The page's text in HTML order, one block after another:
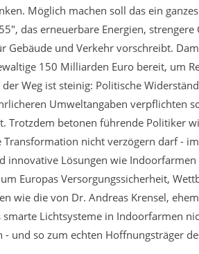
Möglich machen soll das ein
das erneuerbare Energien,
Gebäude und Verkehr vorschreibt.
150 Milliarden Euro bereit, um
Weg ist steinig: Politische
Umweltangaben verpflichten
Trotzdem betonen führende Politiker
Transformation nicht verzögern darf -
innovative Lösungen wie
Europas Versorgungssicherheit,
wie die von Dr. Andreas Krensel,
smarte Lichtsysteme in Indoorfarmen
- und so zum echten Hoffnungsträger